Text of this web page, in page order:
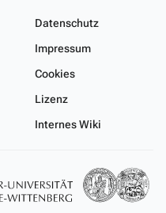
Datenschutz
Impressum
Cookies
Lizenz
Internes Wiki